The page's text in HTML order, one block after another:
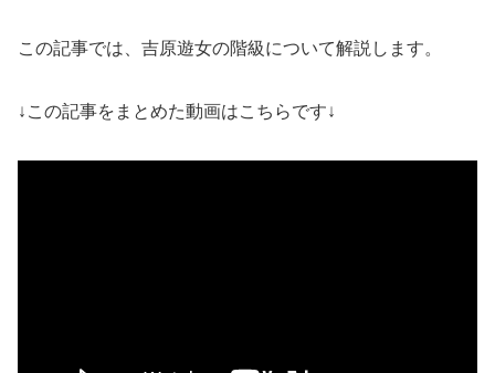
この記事では、吉原遊女の階級について解説します。
↓この記事をまとめた動画はこちらです↓